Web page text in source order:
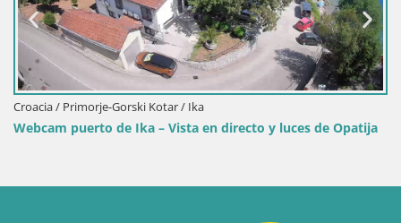
Croacia / Primorje-Gorski Kotar / Ika
Webcam puerto de Ika – Vista en directo y luces de Opatija